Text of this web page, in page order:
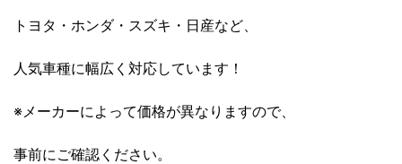
トヨタ・ホンダ・スズキ・日産など、
人気車種に幅広く対応しています！
※メーカーによって価格が異なりますので、
事前にご確認ください。